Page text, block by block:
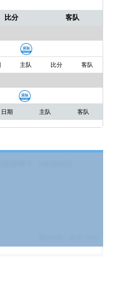
比分 客队
主队 比分 客队
日期 主队 客队